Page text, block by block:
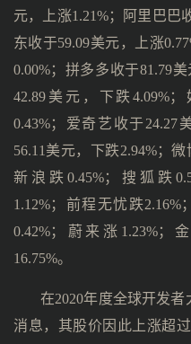
元，上涨1.21%；阿里巴巴
东收于59.09美元，上涨
0.00%；拼多多收于81.79
42.89美元，下跌4.09%
0.43%；爱奇艺收于24.27
56.11美元，下跌2.94%；微
新浪跌0.45%；搜狐跌
1.12%；前程无忧跌2.16%
0.42%；蔚来涨1.23%；
16.75%。
在2020年度全球开发
消息，其股价因此上涨超